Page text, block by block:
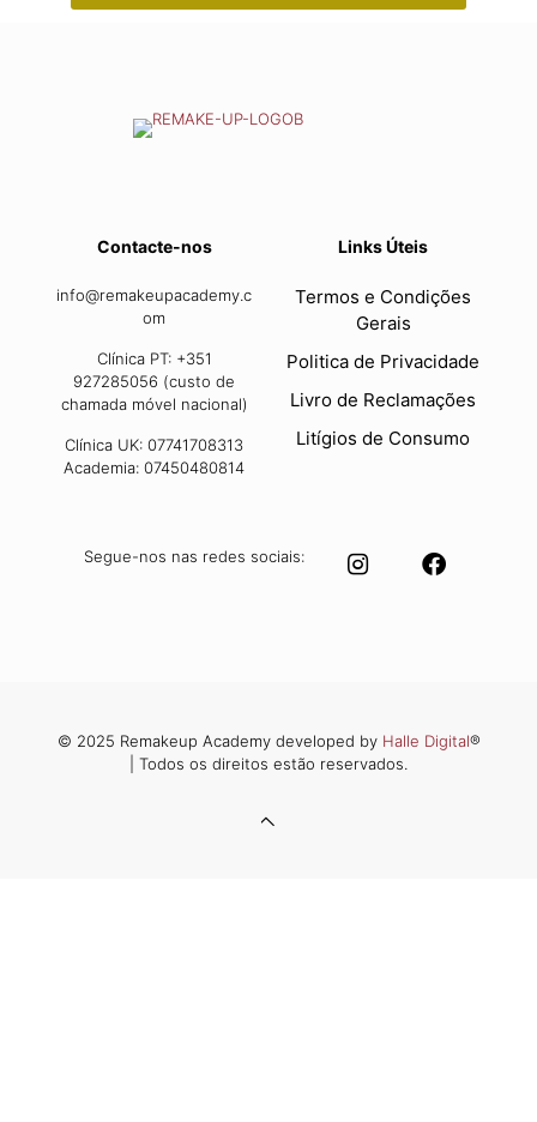
Contacte-nos
info@remakeupacademy.c
om
Clínica PT: +351
927285056 (custo de
chamada móvel nacional)
Clínica UK: 07741708313
Academia: 07450480814
Links Úteis
Termos e Condições
Gerais
Politica de Privacidade
Livro de Reclamações
Litígios de Consumo
Segue-nos nas redes sociais:
© 2025 Remakeup Academy developed by Halle Digital®
| Todos os direitos estão reservados.